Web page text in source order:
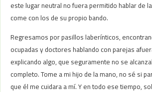
este lugar neutral no fuera permitido hablar de
come con los de su propio bando.
Regresamos por pasillos laberínticos,
ocupadas y doctores hablando con parejas
explicando algo, que seguramente no se
completo. Tome a mi hijo de la mano, no sé si
que él me cuidara a mí. Y en todo ese tiempo,